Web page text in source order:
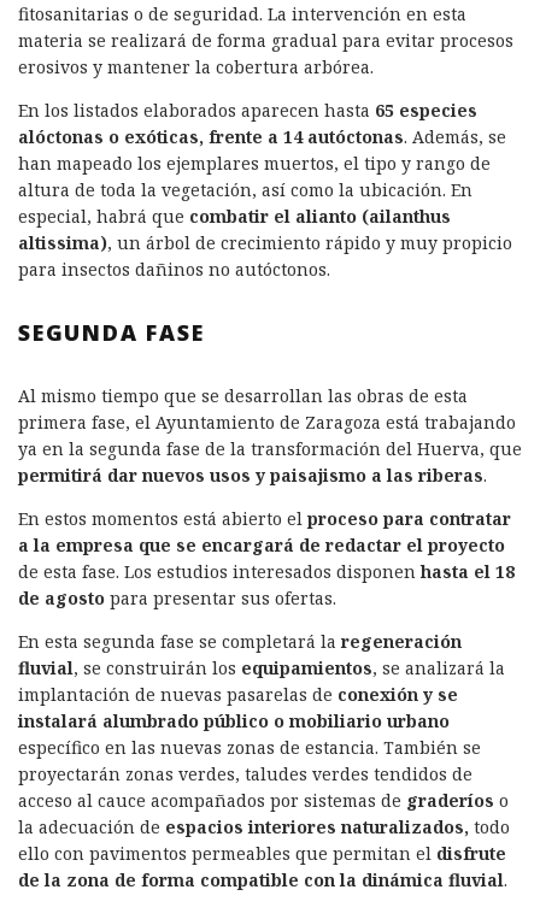
fitosanitarias o de seguridad. La intervención en esta
materia se realizará de forma gradual para evitar procesos
erosivos y mantener la cobertura arbórea.
En los listados elaborados aparecen hasta 65 especies
alóctonas o exóticas, frente a 14 autóctonas. Además, se
han mapeado los ejemplares muertos, el tipo y rango de
altura de toda la vegetación, así como la ubicación. En
especial, habrá que combatir el alianto (ailanthus
altissima), un árbol de crecimiento rápido y muy propicio
para insectos dañinos no autóctonos.
SEGUNDA FASE
Al mismo tiempo que se desarrollan las obras de esta
primera fase, el Ayuntamiento de Zaragoza está trabajando
ya en la segunda fase de la transformación del Huerva, que
permitirá dar nuevos usos y paisajismo a las riberas.
En estos momentos está abierto el proceso para contratar
a la empresa que se encargará de redactar el proyecto
de esta fase. Los estudios interesados disponenhasta el 18
de agosto para presentar sus ofertas.
En esta segunda fase se completará la regeneración
fluvial, se construirán los equipamientos, se analizará la
implantación de nuevas pasarelas de conexión y se
instalará alumbrado público o mobiliario urbano
específico en las nuevas zonas de estancia. También se
proyectarán zonas verdes, taludes verdes tendidos de
acceso al cauce acompañados por sistemas de graderíos o
la adecuación de espacios interiores naturalizados, todo
ello con pavimentos permeables que permitan el disfrute
de la zona de forma compatible con la dinámica fluvial.